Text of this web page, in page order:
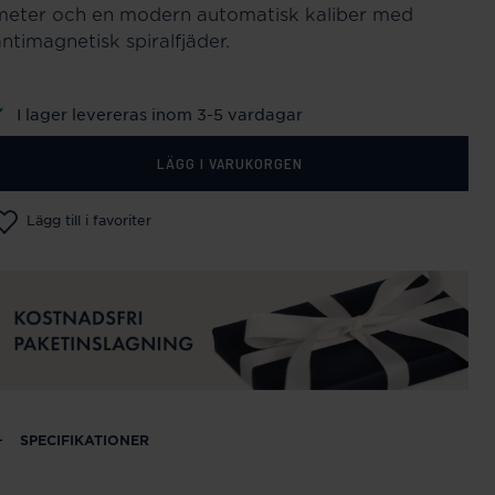
och en modern automatisk kaliber med
spiralfjäder.
I lager levereras inom 3-5 vardagar
LÄGG I VARUKORGEN
Lägg till i favoriter
SPECIFIKATIONER